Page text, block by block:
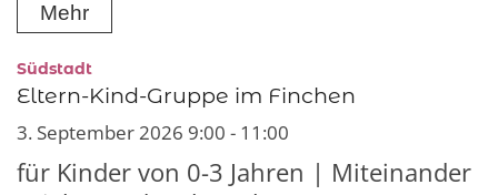
Mehr
Südstadt:
Eltern-Kind-Gruppe im Finchen
3. September 2026 9:00 - 11:00
für Kinder von 0-3 Jahren | Miteinander